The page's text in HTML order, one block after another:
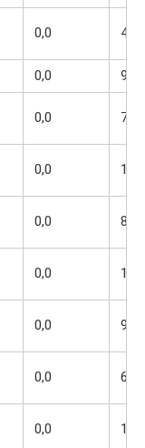
0,0 489
0,0
90
0,0 77
0,0 101
0,0 82
0,0 124
0,0 98
0,0 66
0,0 173